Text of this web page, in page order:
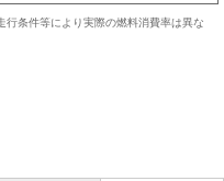
条件等により実際の燃料消費率は異な